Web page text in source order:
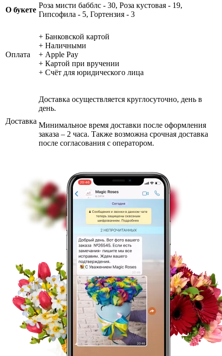
О букете
Роза мисти бабблс - 30, Роза кустовая - 19,
Гипсофила - 5, Гортензия - 3
Оплата
+ Банковской картой
+ Наличными
+ Apple Pay
+ Картой при вручении
+ Счёт для юридического лица
Доставка
Доставка осуществляется круглосуточно, день в
день.
Минимальное время доставки после оформления
заказа – 2 часа. Также возможна срочная доставка
после согласования с оператором.